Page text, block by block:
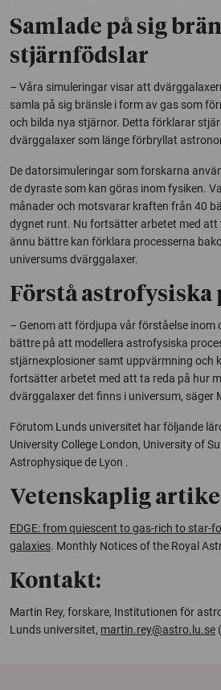
Samlade på sig
stjärnfödslar
– Våra simuleringar visar att
samla på sig bränsle i form av gas som
och bilda nya stjärnor. Detta förklarar
dvärggalaxer som länge förbryllat
De datorsimuleringar som forskarna
de dyraste som kan göras inom fysiken.
månader och motsvarar kraften från 40
dygnet runt. Nu fortsätter arbetet med
ännu bättre kan förklara processerna
universums dvärggalaxer.
Förstå astrofysiska
– Genom att fördjupa vår förståelse inom
bättre på att modellera astrofysiska
stjärnexplosioner samt uppvärmning och
fortsätter arbetet med att ta reda på hur
dvärggalaxer det finns i universum, säger
Förutom Lunds universitet har följande
University College London, University of
Astrophysique de Lyon .
Vetenskaplig
EDGE: from quiescent to gas-rich to star-
galaxies. Monthly Notices of the Royal
Kontakt:
Martin Rey, forskare, Institutionen för
Lunds universitet, martin.rey@astro.lu.se